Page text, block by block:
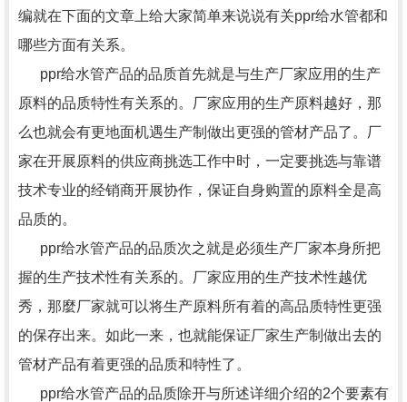
编就在下面的文章上给大家简单来说说有关ppr给水管都和
哪些方面有关系。
ppr给水管产品的品质首先就是与生产厂家应用的生产
原料的品质特性有关系的。厂家应用的生产原料越好，那
么也就会有更地面机遇生产制做出更强的管材产品了。厂
家在开展原料的供应商挑选工作中时，一定要挑选与靠谱
技术专业的经销商开展协作，保证自身购置的原料全是高
品质的。
ppr给水管产品的品质次之就是必须生产厂家本身所把
握的生产技术性有关系的。厂家应用的生产技术性越优
秀，那麼厂家就可以将生产原料所有着的高品质特性更强
的保存出来。如此一来，也就能保证厂家生产制做出去的
管材产品有着更强的品质和特性了。
ppr给水管产品的品质除开与所述详细介绍的2个要素有